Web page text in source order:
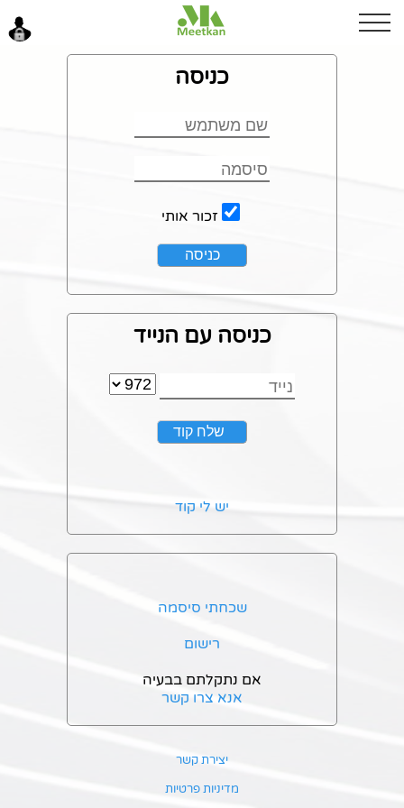
כניסה
זכור אותי
כניסה עם הנייד
יש לי קוד
שכחתי סיסמה
רישום
אם נתקלתם בבעיה
אנא צרו קשר
יצירת קשר
מדיניות פרטיות